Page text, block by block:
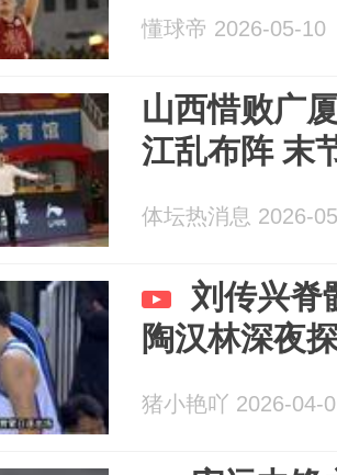
懂球帝 2026-05-10
山西惜败广
江乱布阵 末
体坛热消息 2026-
刘传兴脊
陶汉林深夜
猪小艳吖 2026-04-